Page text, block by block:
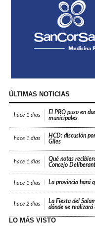
ÚLTIMAS NOTICIAS
hace 1 días
El PRO puso en
municipales
hace 1 días
HCD: discusión
Giles
hace 1 días
Qué notas
Concejo
hace 1 días La provincia hará
hace 2 días
La Fiesta del
dónde se realizará
LO MÁS VISTO